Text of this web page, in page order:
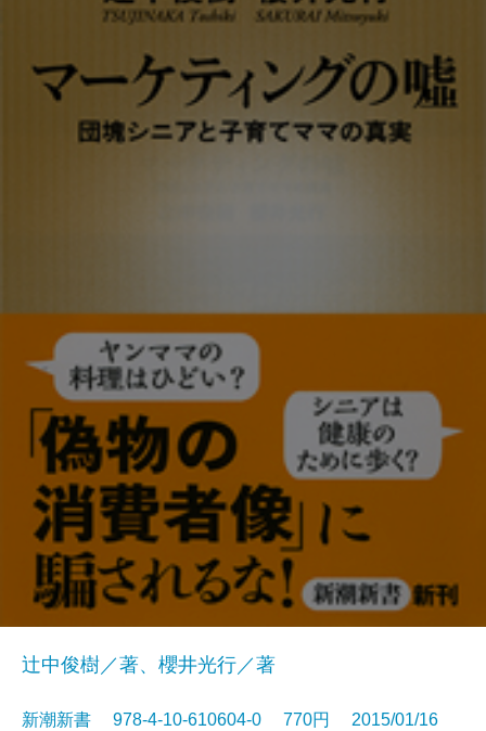
辻中俊樹／著、櫻井光行／著
新潮新書 978-4-10-610604-0 770円 2015/01/16